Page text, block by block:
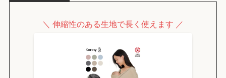
＼ 伸縮性のある生地で長く使えます ／